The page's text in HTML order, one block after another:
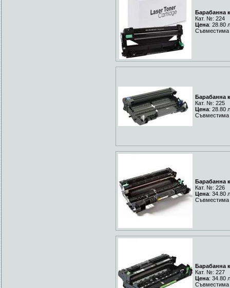
Барабанна
Кат. №: 224
Цена: 28.80
Съвместима
Барабанна
Кат. №: 225
Цена: 28.80
Съвместима
Барабанна
Кат. №: 226
Цена: 34.80
Съвместима
Барабанна
Кат. №: 227
Цена: 34.80
Съвместима